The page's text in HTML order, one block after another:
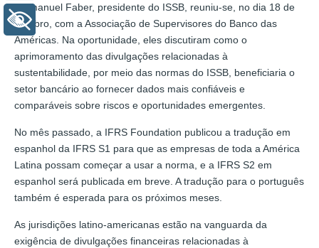
Emmanuel Faber, presidente do ISSB, reuniu-se, no dia 18 de
outubro, com a Associação de Supervisores do Banco das
Américas. Na oportunidade, eles discutiram como o
aprimoramento das divulgações relacionadas à
sustentabilidade, por meio das normas do ISSB, beneficiaria o
setor bancário ao fornecer dados mais confiáveis e
comparáveis sobre riscos e oportunidades emergentes.
No mês passado, a IFRS Foundation publicou a tradução em
espanhol da IFRS S1 para que as empresas de toda a América
Latina possam começar a usar a norma, e a IFRS S2 em
espanhol será publicada em breve. A tradução para o português
também é esperada para os próximos meses.
As jurisdições latino-americanas estão na vanguarda da
exigência de divulgações financeiras relacionadas à
+ Acessibilidade